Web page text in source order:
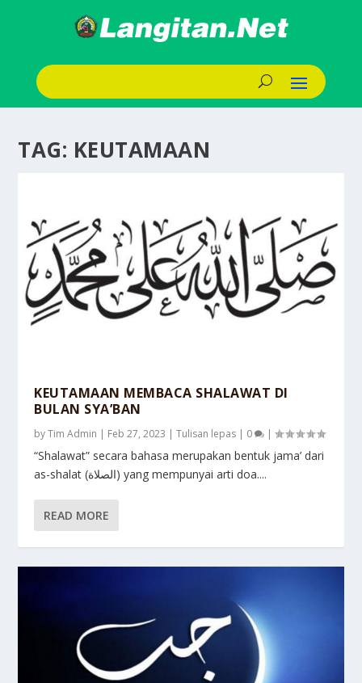
TAG: KEUTAMAAN
KEUTAMAAN MEMBACA SHALAWAT DI
BULAN SYA’BAN
byTim Admin | Feb 27, 2023 |Tulisan lepas | 0 |
“Shalawat” secara bahasa merupakan bentuk jama’ dari
as-shalat (الصلاة) yang mempunyai arti doa....
READ MORE